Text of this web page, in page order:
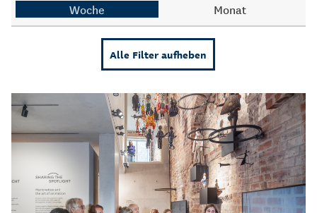
Woche Monat
Alle Filter aufheben